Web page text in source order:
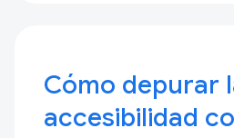
Cómo depurar
accesibilidad